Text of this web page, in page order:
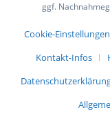
ggf.
Cookie-Einstellungen
Kontakt-Infos